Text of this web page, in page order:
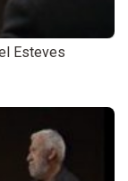
Esteves